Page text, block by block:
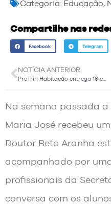
Categoria: Educação,
Compartilhe nas
Facebook Telegram
NOTÍCIA ANTERIOR
Na semana passada
Maria José recebeu
Doutor Beto Aranha
acompanhado por
profissionais da
conversa com os